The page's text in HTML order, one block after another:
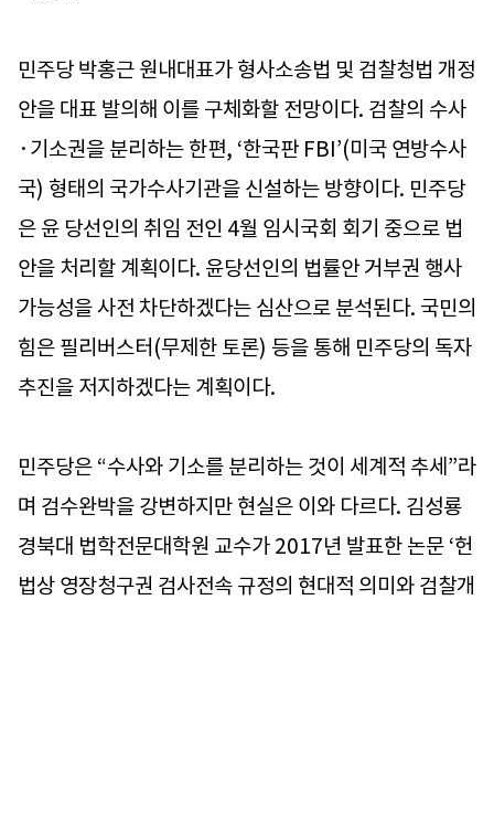
민주당 박홍근 원내대표가 형사소송법 및 검찰청법 개정
안을 대표 발의해 이를 구체화할 전망이다. 검찰의 수사
·기소권을 분리하는 한편, ‘한국판 FBI’(미국 연방수사
국) 형태의 국가수사기관을 신설하는 방향이다. 민주당
은 윤 당선인의 취임 전인 4월 임시국회 회기 중으로 법
안을 처리할 계획이다. 윤당선인의 법률안 거부권 행사
가능성을 사전 차단하겠다는 심산으로 분석된다. 국민의
힘은 필리버스터(무제한 토론) 등을 통해 민주당의 독자
추진을 저지하겠다는 계획이다.
민주당은 “수사와 기소를 분리하는 것이 세계적 추세”라
며 검수완박을 강변하지만 현실은 이와 다르다. 김성룡
경북대 법학전문대학원 교수가 2017년 발표한 논문 ‘헌
법상 영장청구권 검사전속 규정의 현대적 의미와 검찰개